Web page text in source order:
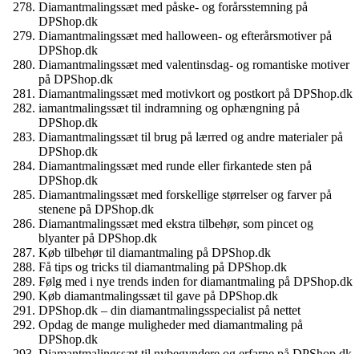
Diamantmalingssæt med påske- og forårsstemning på
DPShop.dk
Diamantmalingssæt med halloween- og efterårsmotiver på
DPShop.dk
Diamantmalingssæt med valentinsdag- og romantiske motiver
på DPShop.dk
Diamantmalingssæt med motivkort og postkort på DPShop.dk
iamantmalingssæt til indramning og ophængning på
DPShop.dk
Diamantmalingssæt til brug på lærred og andre materialer på
DPShop.dk
Diamantmalingssæt med runde eller firkantede sten på
DPShop.dk
Diamantmalingssæt med forskellige størrelser og farver på
stenene på DPShop.dk
Diamantmalingssæt med ekstra tilbehør, som pincet og
blyanter på DPShop.dk
Køb tilbehør til diamantmaling på DPShop.dk
Få tips og tricks til diamantmaling på DPShop.dk
Følg med i nye trends inden for diamantmaling på DPShop.dk
Køb diamantmalingssæt til gave på DPShop.dk
DPShop.dk – din diamantmalingsspecialist på nettet
Opdag de mange muligheder med diamantmaling på
DPShop.dk